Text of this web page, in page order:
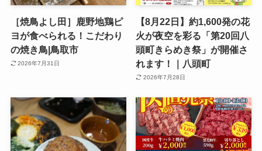
［焼鳥よし田］鹿野地鶏ピ
ヨが食べられる！こだわり
の焼き鳥|鳥取市
2026年7月31日
【8月22日】約1,600発の花
火が夜空を彩る「第20回八
頭町きらめき祭」が開催さ
れます！｜八頭町
2026年7月28日